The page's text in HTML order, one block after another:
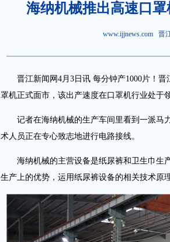
海纳机械推出高速口
www.ijjnews.com 晋
晋江新闻网4月3日讯 每分钟产1000片！晋
罩机正式面市，该出产速度在口罩机行业处于
记者在海纳机械的生产车间里看到一派马
术人员正在专心致志地进行电路接线。
海纳机械的主营设备是纸尿裤和卫生巾生
生产上的优势，运用纸尿裤设备的相关技术原